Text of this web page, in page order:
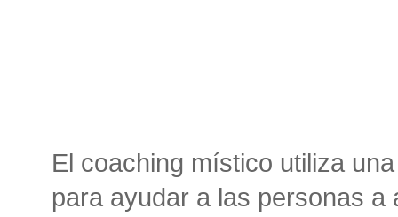
El coaching místico utiliza
para ayudar a las personas